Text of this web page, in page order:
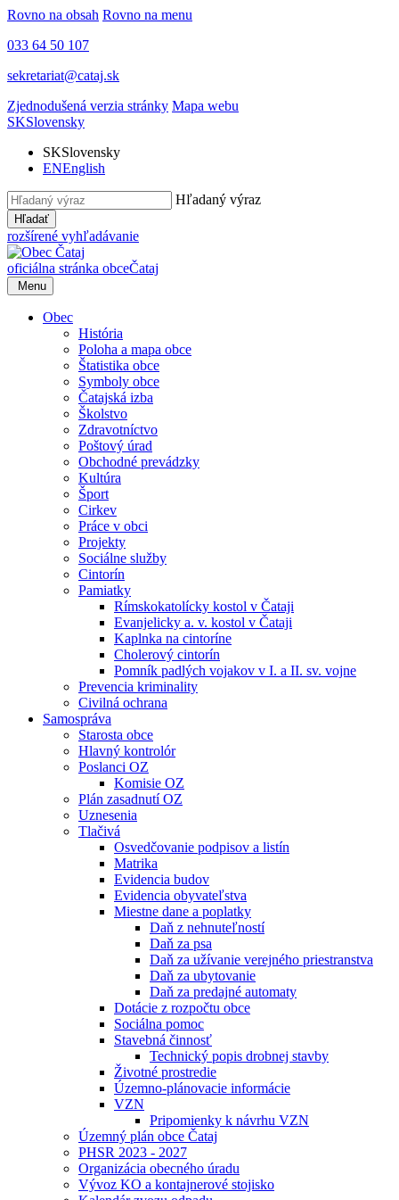
Rovno na obsah Rovno na menu
033 64 50 107
sekretariat@cataj.sk
Zjednodušená verzia stránky Mapa webu
SKSlovensky
SKSlovensky
ENEnglish
Hľadaný výraz
Hľadať
rozšírené vyhľadávanie
oficiálna stránka obceČataj
Menu
Obec
História
Poloha a mapa obce
Štatistika obce
Symboly obce
Čatajská izba
Školstvo
Zdravotníctvo
Poštový úrad
Obchodné prevádzky
Kultúra
Šport
Cirkev
Práce v obci
Projekty
Sociálne služby
Cintorín
Pamiatky
Rímskokatolícky kostol v Čataji
Evanjelicky a. v. kostol v Čataji
Kaplnka na cintoríne
Cholerový cintorín
Pomník padlých vojakov v I. a II. sv. vojne
Prevencia kriminality
Civilná ochrana
Samospráva
Starosta obce
Hlavný kontrolór
Poslanci OZ
Komisie OZ
Plán zasadnutí OZ
Uznesenia
Tlačivá
Osvedčovanie podpisov a listín
Matrika
Evidencia budov
Evidencia obyvateľstva
Miestne dane a poplatky
Daň z nehnuteľností
Daň za psa
Daň za užívanie verejného priestranstva
Daň za ubytovanie
Daň za predajné automaty
Dotácie z rozpočtu obce
Sociálna pomoc
Stavebná činnosť
Technický popis drobnej stavby
Životné prostredie
Územno-plánovacie informácie
VZN
Pripomienky k návrhu VZN
Územný plán obce Čataj
PHSR 2023 - 2027
Organizácia obecného úradu
Vývoz KO a kontajnerové stojisko